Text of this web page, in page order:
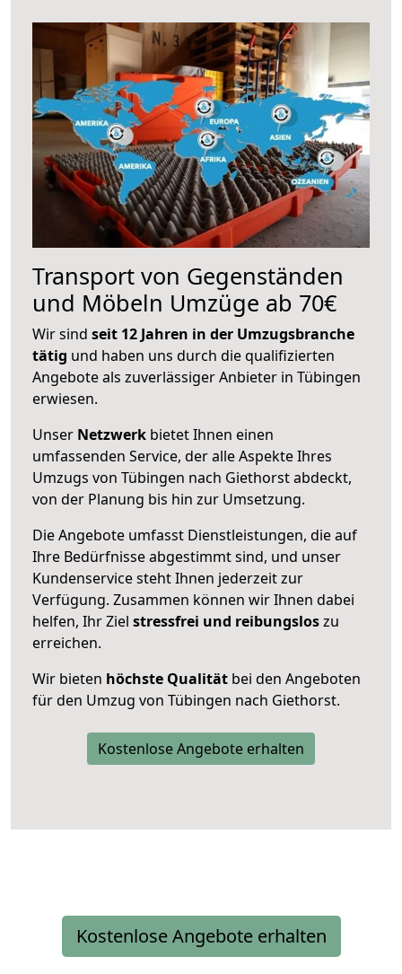
Transport von Gegenständen
und Möbeln Umzüge ab 70€
Wir sind seit 12 Jahren in der Umzugsbranche
tätig und haben uns durch die qualifizierten
Angebote als zuverlässiger Anbieter in Tübingen
erwiesen.
Unser Netzwerk bietet Ihnen einen
umfassenden Service, der alle Aspekte Ihres
Umzugs von Tübingen nach Giethorst abdeckt,
von der Planung bis hin zur Umsetzung.
Die Angebote umfasst Dienstleistungen, die auf
Ihre Bedürfnisse abgestimmt sind, und unser
Kundenservice steht Ihnen jederzeit zur
Verfügung. Zusammen können wir Ihnen dabei
helfen, Ihr Ziel stressfrei und reibungsloszu
erreichen.
Wir bieten höchste Qualität bei den Angeboten
für den Umzug von Tübingen nach Giethorst.
Kostenlose Angebote erhalten
Kostenlose Angebote erhalten